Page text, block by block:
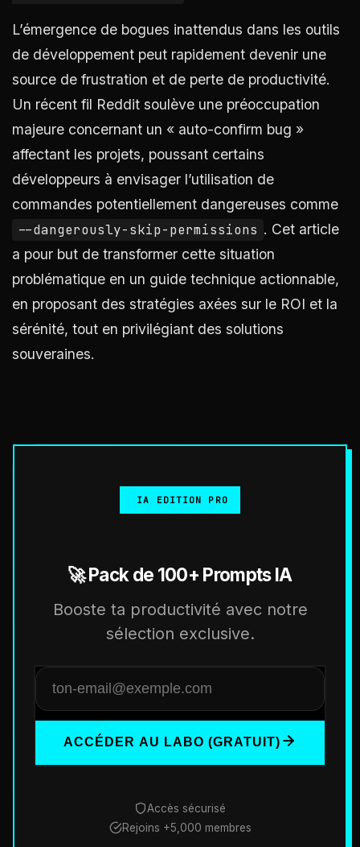
L’émergence de bogues inattendus dans les outils
de développement peut rapidement devenir une
source de frustration et de perte de productivité.
Un récent fil Reddit soulève une préoccupation
majeure concernant un « auto-confirm bug »
affectant les projets, poussant certains
développeurs à envisager l’utilisation de
commandes potentiellement dangereuses comme
--dangerously-skip-permissions . Cet article
a pour but de transformer cette situation
problématique en un guide technique actionnable,
en proposant des stratégies axées sur le ROI et la
sérénité, tout en privilégiant des solutions
souveraines.
IA EDITION PRO
🚀 Pack de 100+ Prompts IA
Booste ta productivité avec notre
sélection exclusive.
ACCÉDER AU LABO (GRATUIT)
Accès sécurisé
Rejoins +5,000 membres